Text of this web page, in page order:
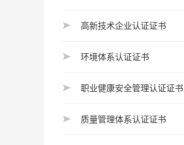
高新技术企业认证证书
环境体系认证证书
职业健康安全管理认证证书
质量管理体系认证证书